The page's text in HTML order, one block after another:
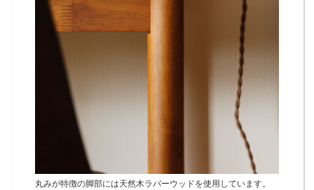
丸みが特徴の脚部には天然木ラバーウッドを使用しています。